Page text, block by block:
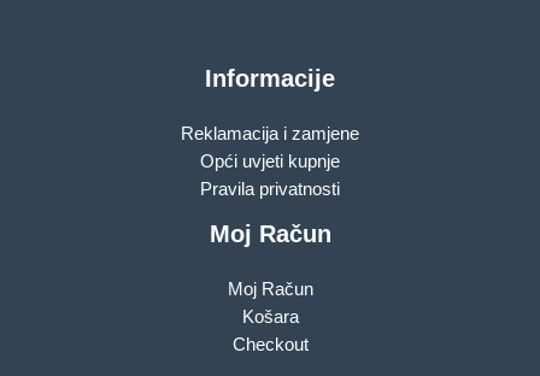
Informacije
Reklamacija i zamjene
Opći uvjeti kupnje
Pravila privatnosti
Moj Račun
Moj Račun
Košara
Checkout